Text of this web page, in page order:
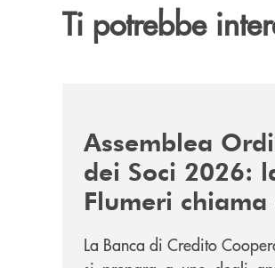
Ti potrebbe
Assemblea
dei Soci 2026:
Flumeri chiama
raccolta la
comunità
La Banca di Credito